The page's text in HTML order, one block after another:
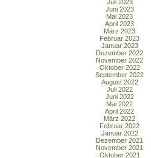
Juli 2023
Juni 2023
Mai 2023
April 2023
März 2023
Februar 2023
Januar 2023
Dezember 2022
November 2022
Oktober 2022
September 2022
August 2022
Juli 2022
Juni 2022
Mai 2022
April 2022
März 2022
Februar 2022
Januar 2022
Dezember 2021
November 2021
Oktober 2021